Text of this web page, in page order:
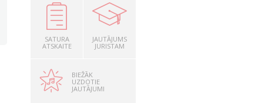
SATURA
ATSKAITE
JAUTĀJUMS
JURISTAM
BIEŽĀK
UZDOTIE
JAUTĀJUMI